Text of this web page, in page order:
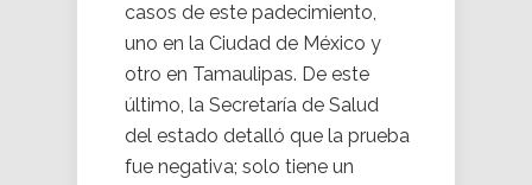
casos de este padecimiento,
uno en la Ciudad de México y
otro en Tamaulipas. De este
último, la Secretaría de Salud
del estado detalló que la prueba
fue negativa; solo tiene un